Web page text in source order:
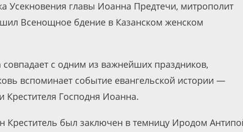
Усекновения главы Иоанна Предтечи, митрополит
Всенощное бдение в Казанском женском
с одним из важнейших праздников,
вспоминает событие евангельской истории —
Крестителя Господня Иоанна.
Креститель был заключен в темницу Иродом